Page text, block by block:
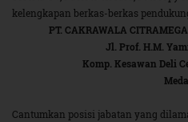
kelengkapan berkas-berkas
PT. CAKRAWALA
Jl. Prof. H.M.
Komp. Kesawan Deli
Cantumkan posisi jabatan yang